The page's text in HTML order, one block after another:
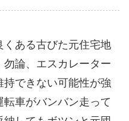
くある古びた元住宅地
論、エスカレーター
できない可能性が強
車がバンバン走って